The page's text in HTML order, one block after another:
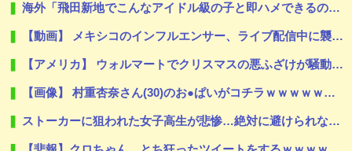
海外「飛田新地でこんなアイドル級の子と即ハメできるのかよ」⇒ 晒された無修正動画がコチラ
【動画】 メキシコのインフルエンサー、ライブ配信中に襲撃されて死亡。
【アメリカ】 ウォルマートでクリスマスの悪ふざけが騒動に サンタ姿のTikTokerに客が激怒
【画像】 村重杏奈さん(30)のお●ぱいがコチラｗｗｗｗｗｗｗｗｗｗｗｗ
ストーカーに狙われた女子高生が悲惨…絶対に避けられない中出しレ●プGIF画像